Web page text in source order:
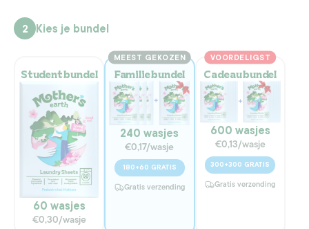
beschikbaar
2 Kies je bundel
Student bundel
60 wasjes
€0,30/wasje
MEEST GEKOZEN
Familie bundel
240 wasjes
€0,17/wasje
180+60 GRATIS
Gratis verzending
VOORDELIGST
Cadeau bundel
600 wasjes
€0,13/wasje
300+300 GRATIS
Gratis verzending